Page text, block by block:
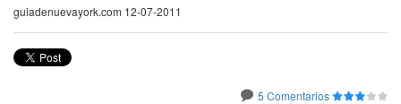
guiadenuevayork.com 12-07-2011
5 Comentarios